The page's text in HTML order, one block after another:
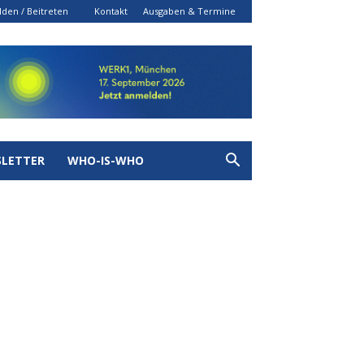
/ Beitreten Kontakt Ausgaben & Termine
WHO-IS-WHO